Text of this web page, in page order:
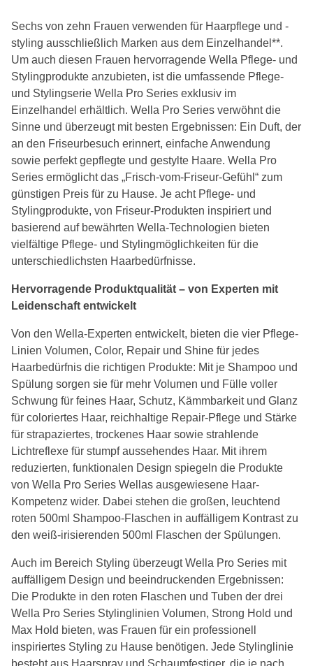
Sechs von zehn Frauen verwenden für Haarpflege und -
styling ausschließlich Marken aus dem Einzelhandel**.
Um auch diesen Frauen hervorragende Wella Pflege- und
Stylingprodukte anzubieten, ist die umfassende Pflege-
und Stylingserie Wella Pro Series exklusiv im
Einzelhandel erhältlich. Wella Pro Series verwöhnt die
Sinne und überzeugt mit besten Ergebnissen: Ein Duft, der
an den Friseurbesuch erinnert, einfache Anwendung
sowie perfekt gepflegte und gestylte Haare. Wella Pro
Series ermöglicht das „Frisch-vom-Friseur-Gefühl“ zum
günstigen Preis für zu Hause. Je acht Pflege- und
Stylingprodukte, von Friseur-Produkten inspiriert und
basierend auf bewährten Wella-Technologien bieten
vielfältige Pflege- und Stylingmöglichkeiten für die
unterschiedlichsten Haarbedürfnisse.
Hervorragende Produktqualität – von Experten mit
Leidenschaft entwickelt
Von den Wella-Experten entwickelt, bieten die vier Pflege-
Linien Volumen, Color, Repair und Shine für jedes
Haarbedürfnis die richtigen Produkte: Mit je Shampoo und
Spülung sorgen sie für mehr Volumen und Fülle voller
Schwung für feines Haar, Schutz, Kämmbarkeit und Glanz
für coloriertes Haar, reichhaltige Repair-Pflege und Stärke
für strapaziertes, trockenes Haar sowie strahlende
Lichtreflexe für stumpf aussehendes Haar. Mit ihrem
reduzierten, funktionalen Design spiegeln die Produkte
von Wella Pro Series Wellas ausgewiesene Haar-
Kompetenz wider. Dabei stehen die großen, leuchtend
roten 500ml Shampoo-Flaschen in auffälligem Kontrast zu
den weiß-irisierenden 500ml Flaschen der Spülungen.
Auch im Bereich Styling überzeugt Wella Pro Series mit
auffälligem Design und beeindruckenden Ergebnissen:
Die Produkte in den roten Flaschen und Tuben der drei
Wella Pro Series Stylinglinien Volumen, Strong Hold und
Max Hold bieten, was Frauen für ein professionell
inspiriertes Styling zu Hause benötigen. Jede Stylinglinie